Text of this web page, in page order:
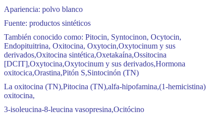
Apariencia: polvo blanco
Fuente: productos sintéticos
También conocido como: Pitocin, Syntocinon, Ocytocin,
Endopituitrina, Oxitocina, Oxytocin,Oxytocinum y sus
derivados,Oxitocina sintética,Oxetakaína,Ossitocina
[DCIT],Oxytocina,Oxytocinum y sus derivados,Hormona
oxitocica,Orastina,Pitón S,Sintocinón (TN)
La oxitocina (TN),Pitocina (TN),alfa-hipofamina,(1-hemicistina)
oxitocina,
3-isoleucina-8-leucina vasopresina,Ocitócino